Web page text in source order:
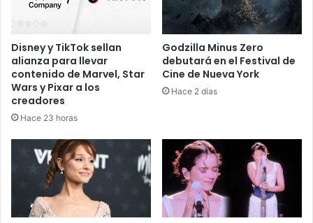
Disney y TikTok sellan
alianza para llevar
contenido de Marvel, Star
Wars y Pixar a los
creadores
Hace 23 horas
Godzilla Minus Zero
debutará en el Festival de
Cine de Nueva York
Hace 2 días